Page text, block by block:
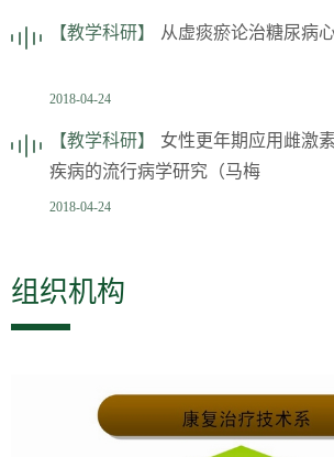
【教学科研】 从虚痰瘀论治糖尿病
2018-04-24
【教学科研】
女性更年期应用雌激
疾病的流行病学研究（马梅
2018-04-24
组织机构